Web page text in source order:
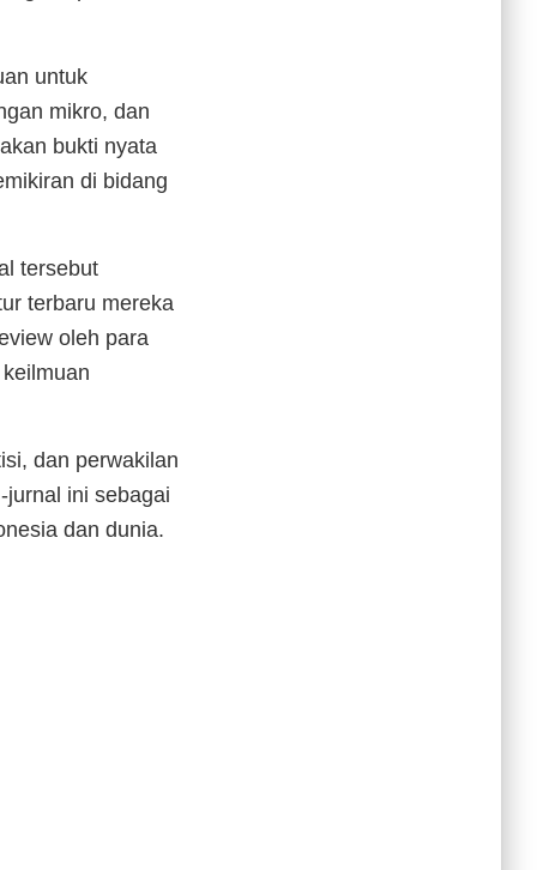
untuk
mikro, dan
bukti nyata
di bidang
tersebut
terbaru mereka
oleh para
dan perwakilan
ini sebagai
dan dunia.